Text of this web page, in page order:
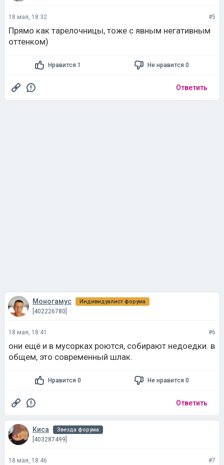
18 мая, 18:32 #5
Прямо как тарелочницы, тоже с явным негативным
оттенком)
Нравится 1 Не нравится 0
Ответить
Моногамус Индивидуалист форума
[402226780]
18 мая, 18:41 #6
они ещё и в мусорках роются, собирают недоедки. в
общем, это современный шлак.
Нравится 0 Не нравится 0
Ответить
Киса Звезда форума
[403287499]
18 мая, 18:46 #7